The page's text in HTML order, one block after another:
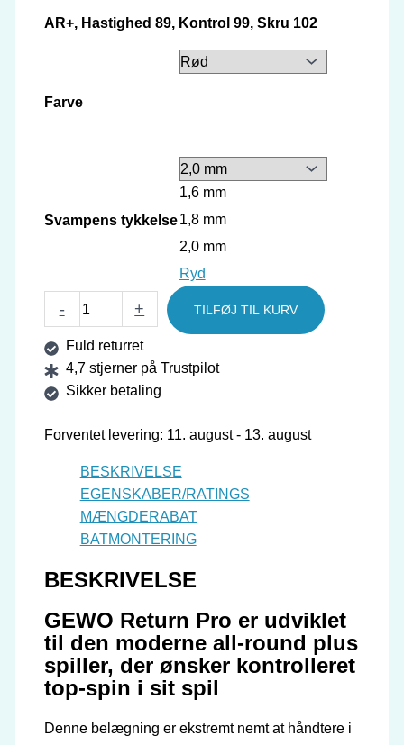
AR+, Hastighed 89, Kontrol 99, Skru 102
Farve
Svampens tykkelse
1,6 mm
1,8 mm
2,0 mm
Ryd
-
GEWO
belægning
Return
Pro
antal
+ TILFØJ TIL KURV
Fuld returret
4,7 stjerner på Trustpilot
Sikker betaling
Forventet levering: 11. august - 13. august
BESKRIVELSE
EGENSKABER/RATINGS
MÆNGDERABAT
BATMONTERING
BESKRIVELSE
GEWO Return Pro er udviklet
til den moderne all-round plus
spiller, der ønsker kontrolleret
top-spin i sit spil
Denne belægning er ekstremt nemt at håndtere i